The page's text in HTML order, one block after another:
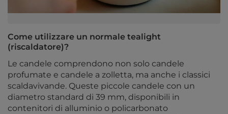
Come utilizzare un normale tealight
(riscaldatore)?
Le candele comprendono non solo candele
profumate e candele a zolletta, ma anche i classici
scaldavivande. Queste piccole candele con un
diametro standard di 39 mm, disponibili in
contenitori di alluminio o policarbonato